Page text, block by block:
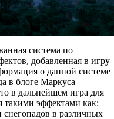
система по
добавленная в игру
о данной системе
в блоге Маркуса
в дальнейшем игра для
такими эффектами как:
в различных